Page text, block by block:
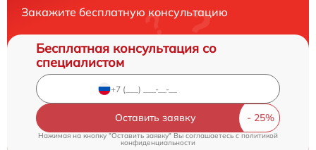
Закажите бесплатную консультацию
Бесплатная консультация со
специалистом
Оставить заявку
Нажимая на кнопку "Оставить заявку" Вы соглашаетесь cполитикой
конфиденциальности